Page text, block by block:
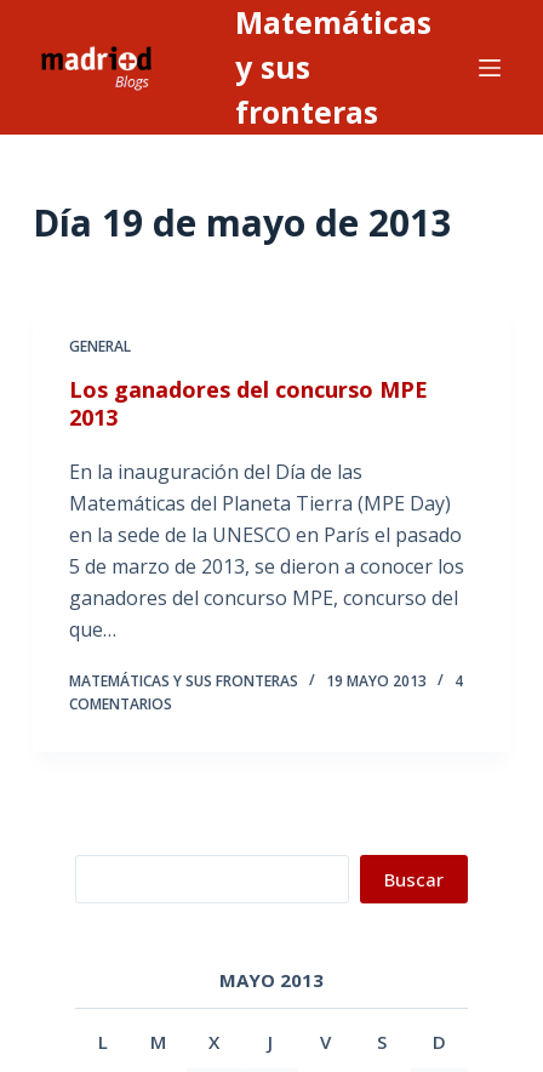
Matemáticas
y sus
fronteras
Día 19 de mayo de 2013
GENERAL
Los ganadores del concurso MPE
2013
En la inauguración del Día de las
Matemáticas del Planeta Tierra (MPE Day)
en la sede de la UNESCO en París el pasado
5 de marzo de 2013, se dieron a conocer los
ganadores del concurso MPE, concurso del
que…
MATEMÁTICAS Y SUS FRONTERAS 19 MAYO 2013
4
COMENTARIOS
Buscar
MAYO 2013
L M X J V S D